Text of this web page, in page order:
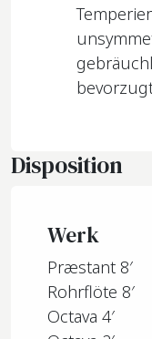
Disposition
Werk
Præstant 8′
Rohrflöte 8′
Octava 4′